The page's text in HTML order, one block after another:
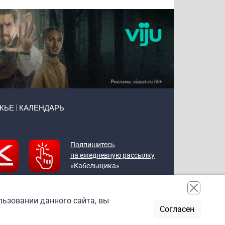
КАЛЕНДАРЬ
Подпишитесь
на ежедневную рассылку
«Кабельщика»
данного сайта, вы
Согласен